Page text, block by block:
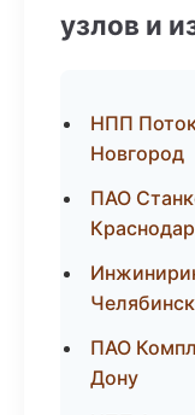
узлов и
НПП
Новгород
ПАО
Краснодар
Челябинск
ПАО
Дону